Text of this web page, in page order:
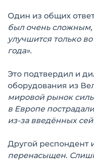
Один из общих
был очень сложным,
улучшится только
года».
Это подтвердил и
оборудования из
мировой рынок
в Европе
из-за введённых
Другой респондент
перенасыщен.